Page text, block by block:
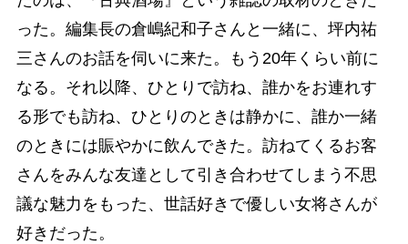
った。編集長の倉嶋紀和子さんと一緒に、坪内祐
三さんのお話を伺いに来た。もう20年くらい前に
なる。それ以降、ひとりで訪ね、誰かをお連れす
る形でも訪ね、ひとりのときは静かに、誰か一緒
のときには賑やかに飲んできた。訪ねてくるお客
さんをみんな友達として引き合わせてしまう不思
議な魅力をもった、世話好きで優しい女将さんが
好きだった。